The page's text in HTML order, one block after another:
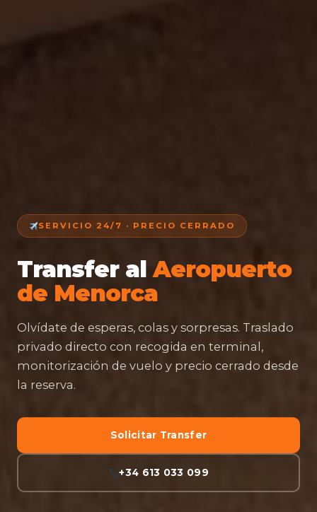
SERVICIO 24/7 · PRECIO CERRADO
Transfer alAeropuerto
de Menorca
Olvídate de esperas, colas y sorpresas. Traslado
privado directo con recogida en terminal,
monitorización de vuelo y precio cerrado desde
la reserva.
Solicitar Transfer
+34 613 033 099